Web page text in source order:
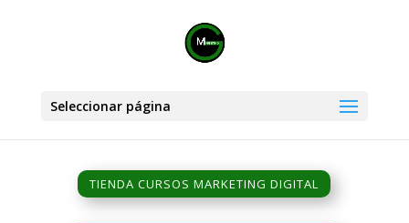
Seleccionar página
TIENDA CURSOS MARKETING DIGITAL